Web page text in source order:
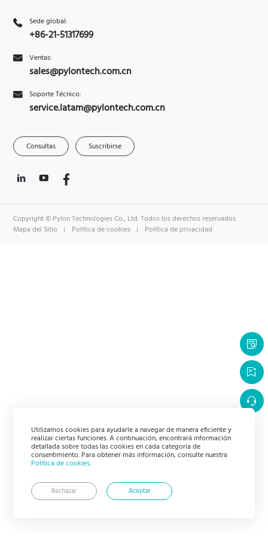
Utilizamos cookies para ayudarle a navegar de manera eficiente y
realizar ciertas funciones. A continuación, encontrará información
detallada sobre todas las cookies en cada categoría de
consentimiento. Para obtener más información, consulte nuestra
Política de cookies.
Aceptar
Rechazar
Sede global:
+86-21-51317699
Ventas:
sales@pylontech.com.cn
Soporte Técnico:
service.latam@pylontech.com.cn
Consultas Suscribirse
Copyright © Pylon Technologies Co., Ltd. Todos los derechos reservados.
Mapa del Sitio
Política de cookies Política de privacidad